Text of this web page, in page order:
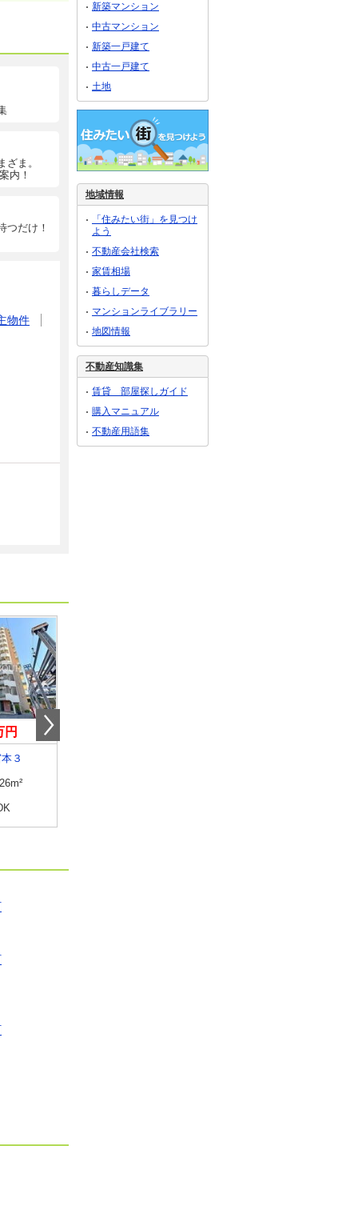
ま。
内！
つだけ！
物件
円
３
新築マンション
中古マンション
新築一戸建て
中古一戸建て
土地
地域情報
「住みたい街」を見つけ
よう
不動産会社検索
家賃相場
暮らしデータ
マンションライブラリー
地図情報
不動産知識集
賃貸 部屋探しガイド
購入マニュアル
不動産用語集